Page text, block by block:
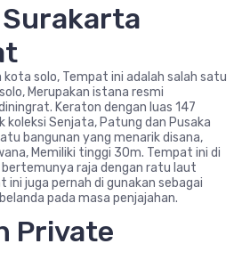
kota solo, Tempat ini adalah salah satu
Merupakan istana resmi
Keraton dengan luas 147
koleksi Senjata, Patung dan Pusaka
bangunan yang menarik disana,
Memiliki tinggi 30m. Tempat ini di
raja dengan ratu laut
juga pernah di gunakan sebagai
pada masa penjajahan.
Private